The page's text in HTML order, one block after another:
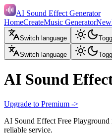
AI Sound Effect Generator
HomeCreateMusic GeneratorNew
Switch language
Switch language
AI Sound
Upgrade to Premium ->
AI Sound Effect Free Playground
reliable service.